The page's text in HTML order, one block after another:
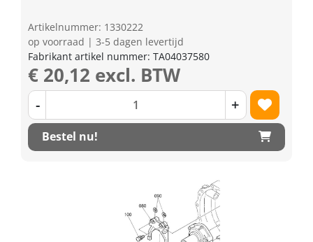
Artikelnummer: 1330222
op voorraad | 3-5 dagen levertijd
Fabrikant artikel nummer: TA04037580
€ 20,12 excl. BTW
- +
Bestel nu!